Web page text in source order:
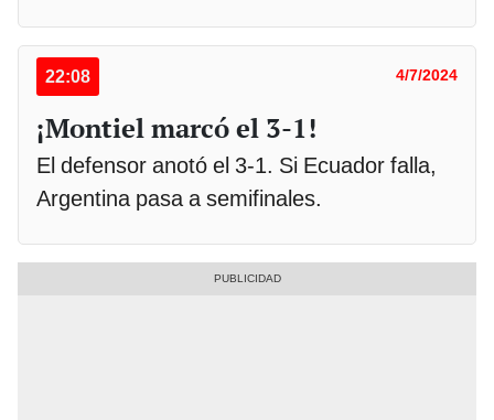
22:08 4/7/2024
¡Montiel marcó el 3-1!
El defensor anotó el 3-1. Si Ecuador falla,
Argentina pasa a semifinales.